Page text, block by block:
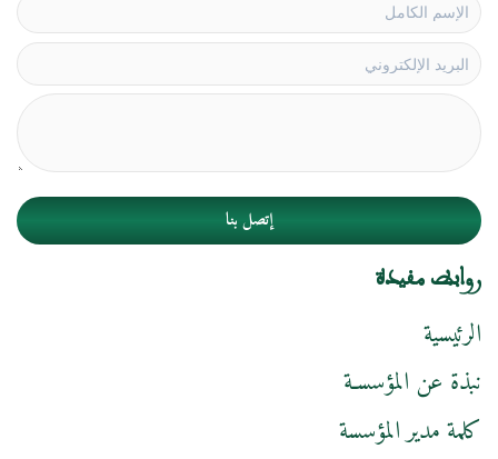
إتصل بنا
روابط مفيدة
الرئيسية
نبذة عن المؤسسـة
كلمة مدير المؤسسة